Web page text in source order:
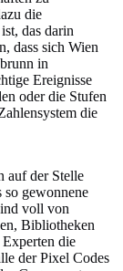
die
das darin
dass sich Wien
in
Ereignisse
oder die Stufen
die
auf der Stelle
gewonnene
voll von
Bibliotheken
die
der Pixel Codes